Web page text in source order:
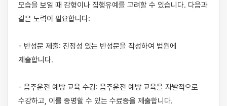
모습을 보일 때 감형이나 집행유예를 고려할 수 있습니다. 다음과
같은 노력이 필요합니다:
- 반성문 제출: 진정성 있는 반성문을 작성하여 법원에
제출합니다.
- 음주운전 예방 교육 수강: 음주운전 예방 교육을 자발적으로
수강하고, 이를 증명할 수 있는 수료증을 제출합니다.